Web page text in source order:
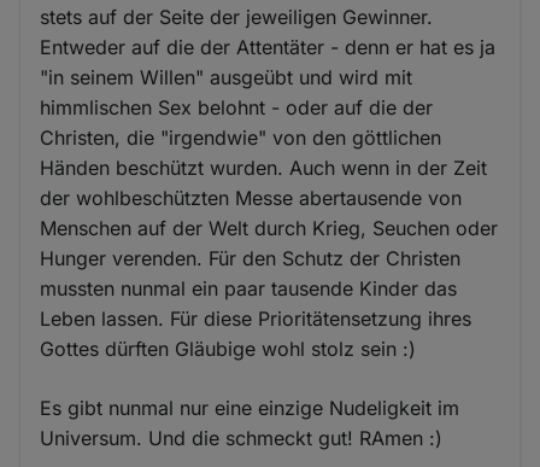
stets auf der Seite der jeweiligen Gewinner.
Entweder auf die der Attentäter - denn er hat es ja
"in seinem Willen" ausgeübt und wird mit
himmlischen Sex belohnt - oder auf die der
Christen, die "irgendwie" von den göttlichen
Händen beschützt wurden. Auch wenn in der Zeit
der wohlbeschützten Messe abertausende von
Menschen auf der Welt durch Krieg, Seuchen oder
Hunger verenden. Für den Schutz der Christen
mussten nunmal ein paar tausende Kinder das
Leben lassen. Für diese Prioritätensetzung ihres
Gottes dürften Gläubige wohl stolz sein :)
Es gibt nunmal nur eine einzige Nudeligkeit im
Universum. Und die schmeckt gut! RAmen :)